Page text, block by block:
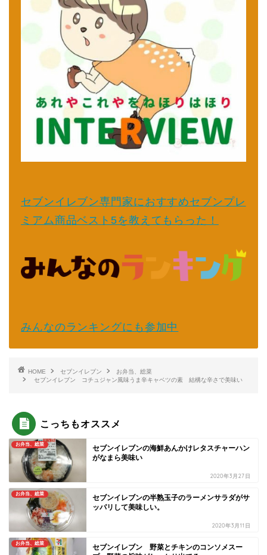
セブンイレブン専門家におすすめセブンプレ
ミアム商品ベスト5を教えてもらった！
みんなのランキングにも参加中
HOME セブンイレブン
お弁当、総菜
セブンイレブン コチュジャン風味うま辛キャベツの素 結構な辛さで美味い
こっちもオススメ
お弁当、総菜
セブンイレブンの海鮮あんかけレタスチャーハン
がなまら美味い
2020年3月27日
お弁当、総菜
セブンイレブンの半熟玉子のラーメンサラダがサ
ッパリして美味しい。
2020年3月11日
お弁当、総菜
セブンイレブン 野菜とチキンのコンソメスー